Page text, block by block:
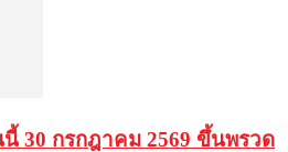
30 กรกฎาคม 2569 ขึ้นพรวด